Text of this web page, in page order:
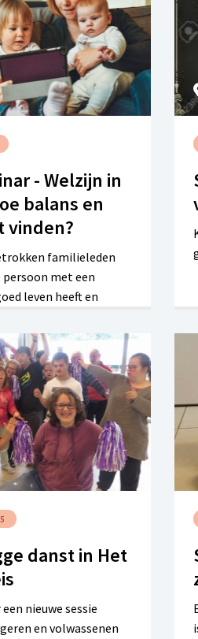
- Welzijn in
balans en
vinden?
familieleden
met een
leven heeft en
in. In deze
Seghers van
invullingen
geven, toe.
danst in Het
nieuwe sessie
en volwassenen